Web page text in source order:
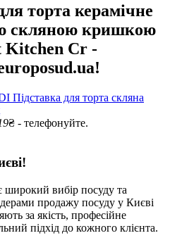
торта керамічне
скляною кришкою
Kitchen Cr -
Підставка для торта скляна
₴ - телефонуйте.
вибір посуду та
продажу посуду у Києві
за якість, професійне
підхід до кожного клієнта.